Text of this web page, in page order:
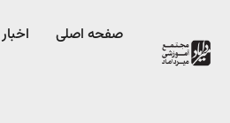
صفحه اصلی اخبار